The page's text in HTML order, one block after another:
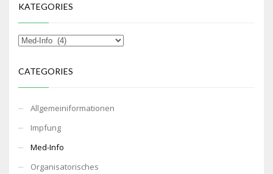
KATEGORIES
CATEGORIES
Allgemeiniformationen
Impfung
Med-Info
Organisatorisches